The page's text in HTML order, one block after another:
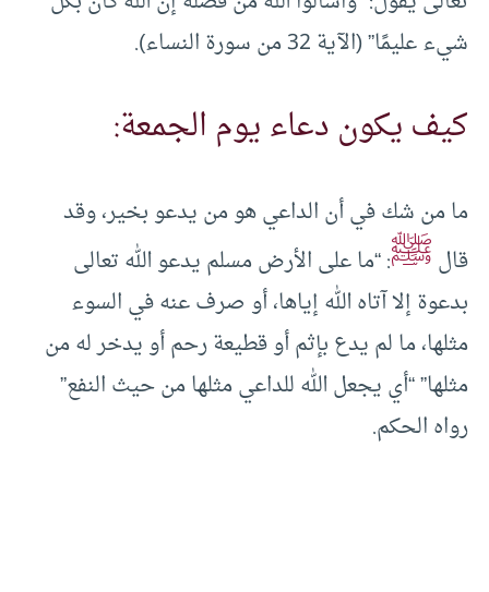
شيء عليمًا” (الآية 32 من سورة النساء).
كيف يكون دعاء يوم الجمعة:
ما من شك في أن الداعي هو من يدعو بخير، وقد
قالﷺ: “ما على الأرض مسلم يدعو الله تعالى
بدعوة إلا آتاه الله إياها، أو صرف عنه في السوء
مثلها، ما لم يدع بإثم أو قطيعة رحم أو يدخر له من
مثلها” “أي يجعل الله للداعي مثلها من حيث النفع”
رواه الحكم.